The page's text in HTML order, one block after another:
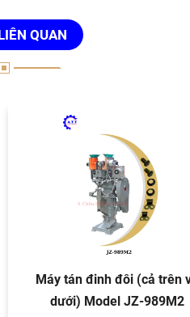
QUAN
Máy tán đinh đôi (cả trên
dưới) Model JZ-989M2